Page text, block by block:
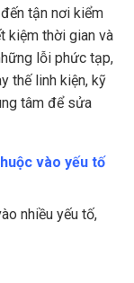
tận nơi kiểm
kiệm thời gian và
lỗi phức tạp,
thế linh kiện, kỹ
tâm để sửa
vào yếu tố
nhiều yếu tố,